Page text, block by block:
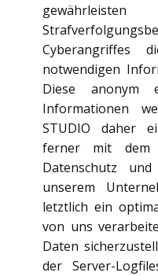
Cyberangriffes
notwendigen
Diese anonym
Informationen
STUDIO daher
ferner mit dem
Datenschutz
unserem
letztlich ein
von uns
Daten
der Server-